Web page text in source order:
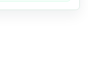
患者様一人ひとりと丁寧